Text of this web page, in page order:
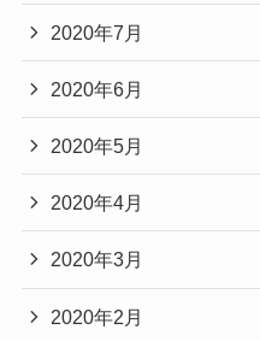
2020年7月
2020年6月
2020年5月
2020年4月
2020年3月
2020年2月